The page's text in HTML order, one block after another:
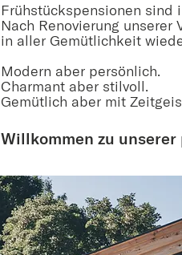
Frühstückspensionen sind
Nach Renovierung
in aller Gemütlichkeit
Modern aber persönlich.
Charmant aber stilvoll.
Gemütlich aber mit
Willkommen zu